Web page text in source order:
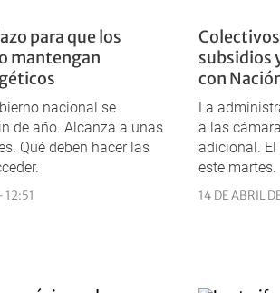
para que los
mantengan
nacional se
de año. Alcanza a unas
Qué deben hacer las
12:51
subsidios
con
La
a las
adicional. El
este martes.
14 DE ABRIL